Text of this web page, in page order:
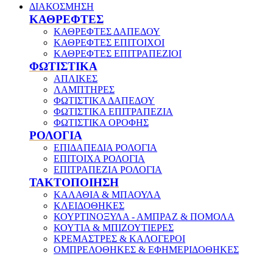
ΔΙΑΚΟΣΜΗΣΗ
ΚΑΘΡΕΦΤΕΣ
ΚΑΘΡΕΦΤΕΣ ΔΑΠΕΔΟΥ
ΚΑΘΡΕΦΤΕΣ ΕΠΙΤΟΙΧΟΙ
ΚΑΘΡΕΦΤΕΣ ΕΠΙΤΡΑΠΕΖΙΟΙ
ΦΩΤΙΣΤΙΚΑ
ΑΠΛΙΚΕΣ
ΛΑΜΠΤΗΡΕΣ
ΦΩΤΙΣΤΙΚΑ ΔΑΠΕΔΟΥ
ΦΩΤΙΣΤΙΚΑ ΕΠΙΤΡΑΠΕΖΙΑ
ΦΩΤΙΣΤΙΚΑ ΟΡΟΦΗΣ
ΡΟΛΟΓΙΑ
ΕΠΙΔΑΠΕΔΙΑ ΡΟΛΟΓΙΑ
ΕΠΙΤΟΙΧΑ ΡΟΛΟΓΙΑ
ΕΠΙΤΡΑΠΕΖΙΑ ΡΟΛΟΓΙΑ
ΤΑΚΤΟΠΟΙΗΣΗ
ΚΑΛΑΘΙΑ & ΜΠΑΟΥΛΑ
ΚΛΕΙΔΟΘΗΚΕΣ
ΚΟΥΡΤΙΝΟΞΥΛΑ - ΑΜΠΡΑΖ & ΠΟΜΟΛΑ
ΚΟΥΤΙΑ & ΜΠΙΖΟΥΤΙΕΡΕΣ
ΚΡΕΜΑΣΤΡΕΣ & ΚΑΛΟΓΕΡΟΙ
ΟΜΠΡΕΛΟΘΗΚΕΣ & ΕΦΗΜΕΡΙΔΟΘΗΚΕΣ